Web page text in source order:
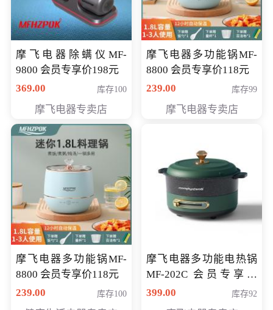
摩飞电器除螨仪MF-
9800 会员专享价198元
369.00
库存100
摩飞电器专卖店
摩飞电器多功能锅MF-
8800 会员专享价118元
239.00
库存99
摩飞电器专卖店
摩飞电器多功能锅MF-
8800 会员专享价118元
239.00
库存100
摩飞电器多功能电热锅
MF-202C 会员专享价
269元
399.00 库存92